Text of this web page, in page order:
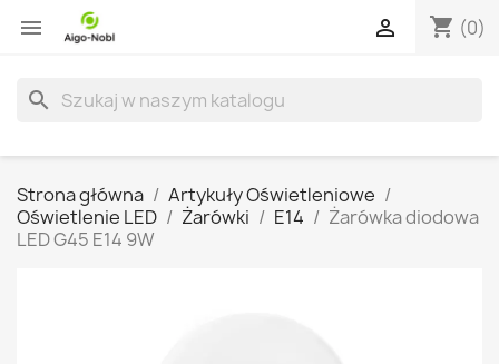
 shopping_cart (0)

search
Strona główna
Artykuły Oświetleniowe
Oświetlenie LED
Żarówki E14
Żarówka diodowa
LED G45 E14 9W